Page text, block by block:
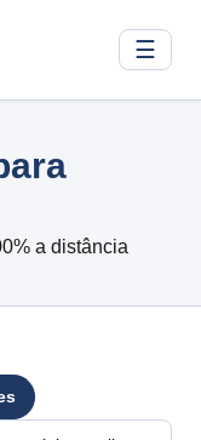
☰
a distância